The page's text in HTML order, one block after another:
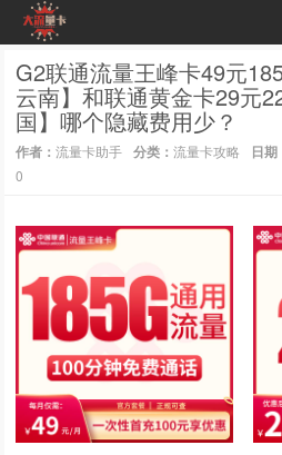
G2联通流量王峰卡49元
云南】和联通黄金卡29元
国】哪个隐藏费用少？
作者：流量卡助手 分类：流量卡攻略 日期
0